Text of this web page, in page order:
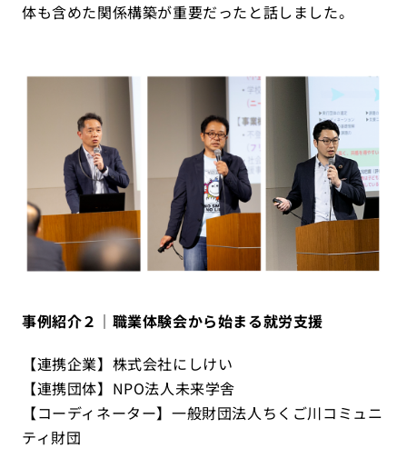
体も含めた関係構築が重要だったと話しました。
事例紹介２｜職業体験会から始まる就労支援
【連携企業】株式会社にしけい
【連携団体】NPO法人未来学舎
【コーディネーター】一般財団法人ちくご川コミュニ
ティ財団